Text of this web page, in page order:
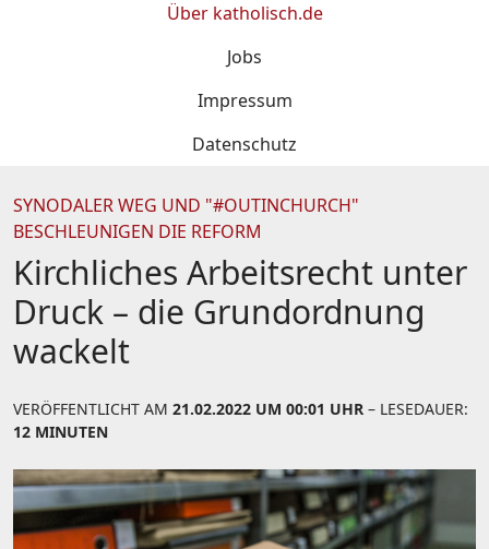
Über katholisch.de
Jobs
Impressum
Datenschutz
SYNODALER WEG UND "#OUTINCHURCH"
BESCHLEUNIGEN DIE REFORM
Kirchliches Arbeitsrecht unter
Druck – die Grundordnung
wackelt
VERÖFFENTLICHT AM 21.02.2022 UM 00:01 UHR – LESEDAUER:
12 MINUTEN